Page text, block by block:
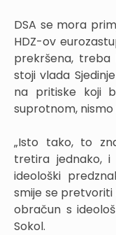
DSA se mora
HDZ-ov
prekršena, treba
stoji vlada
na pritiske koji
suprotnom, nismo
„Isto tako, to
tretira jednako,
ideološki
smije se
obračun s
Sokol.